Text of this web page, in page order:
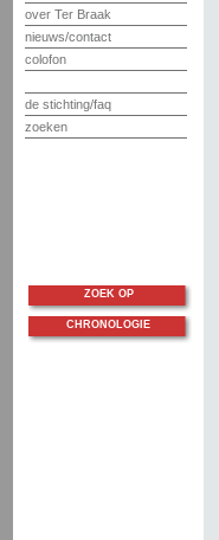
over Ter Braak
nieuws/contact
colofon
de stichting/faq
zoeken
ZOEK OP
CHRONOLOGIE